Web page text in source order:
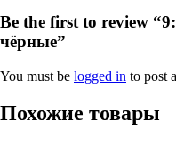
Be the first to review
чёрные”
You must be logged in to post
Похожие товары